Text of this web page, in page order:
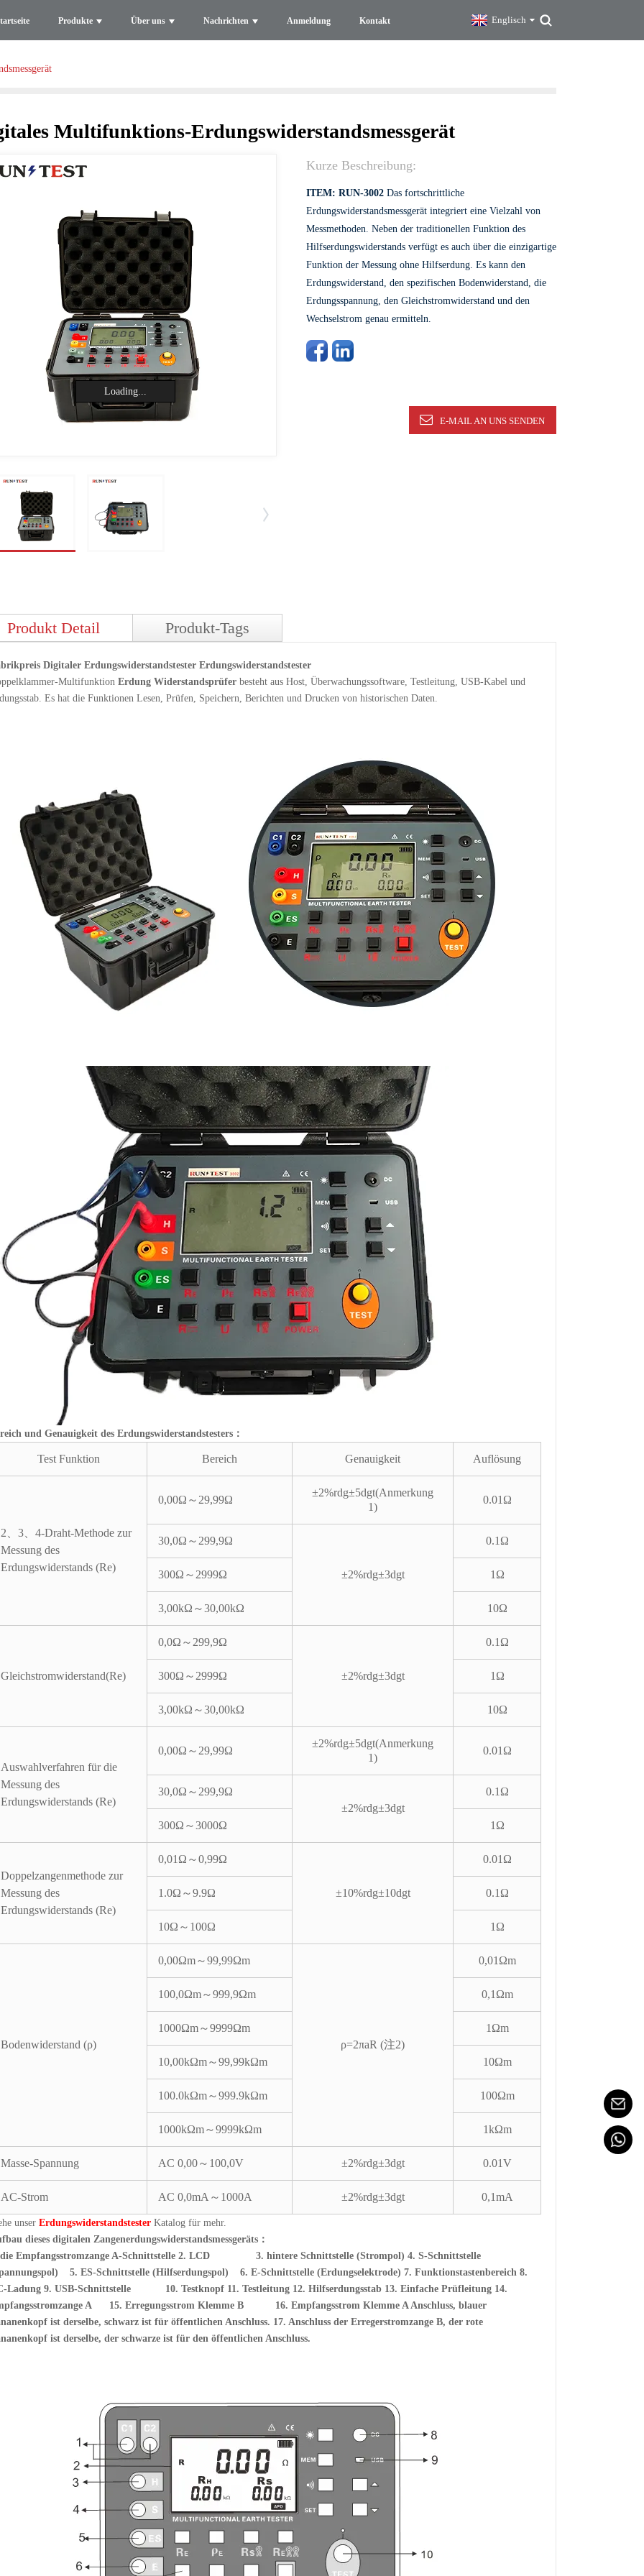
Produkte Über uns Nachrichten Anmeldung Kontakt Englisch
Multifunktions-Erdungswiderstandsmessgerät
Loading...
Kurze Beschreibung:
ITEM: RUN-3002Das fortschrittliche
Erdungswiderstandsmessgerät integriert eine Vielzahl von
Messmethoden. Neben der traditionellen Funktion des
Hilfserdungswiderstands verfügt es auch über die einzigartige
Funktion der Messung ohne Hilfserdung. Es kann den
Erdungswiderstand, den spezifischen Bodenwiderstand, die
Erdungsspannung, den Gleichstromwiderstand und den
Wechselstrom genau ermitteln.
E-MAIL AN UNS SENDEN
Produkt Detail Produkt-Tags
Digitaler Erdungswiderstandstester Erdungswiderstandstester
Multifunktion Erdung Widerstandsprüfer besteht aus Host, Überwachungssoftware, Testleitung, USB-Kabel und
Es hat die Funktionen Lesen, Prüfen, Speichern, Berichten und Drucken von historischen Daten.
und Genauigkeit des Erdungswiderstandstesters：
Test Funktion Bereich Genauigkeit Auflösung
2、3、4-Draht-Methode zur
Messung des
Erdungswiderstands (Re)
0,00Ω～29,99Ω
±2%rdg±5dgt(Anmerkung
1)
0.01Ω
30,0Ω～299,9Ω
±2%rdg±3dgt
0.1Ω
300Ω～2999Ω 1Ω
3,00kΩ～30,00kΩ 10Ω
Gleichstromwiderstand(Re)
0,0Ω～299,9Ω
±2%rdg±3dgt
0.1Ω
300Ω～2999Ω 1Ω
3,00kΩ～30,00kΩ 10Ω
Auswahlverfahren für die
Messung des
Erdungswiderstands (Re)
0,00Ω～29,99Ω
±2%rdg±5dgt(Anmerkung
1)
0.01Ω
30,0Ω～299,9Ω
±2%rdg±3dgt
0.1Ω
300Ω～3000Ω 1Ω
Doppelzangenmethode zur
Messung des
Erdungswiderstands (Re)
0,01Ω～0,99Ω
±10%rdg±10dgt
0.01Ω
1.0Ω～9.9Ω 0.1Ω
10Ω～100Ω 1Ω
Bodenwiderstand (ρ)
0,00Ωm～99,99Ωm
ρ=2πaR (注2)
0,01Ωm
100,0Ωm～999,9Ωm 0,1Ωm
1000Ωm～9999Ωm 1Ωm
10,00kΩm～99,99kΩm 10Ωm
100.0kΩm～999.9kΩm 100Ωm
1000kΩm～9999kΩm 1kΩm
Masse-Spannung AC 0,00～100,0V ±2%rdg±3dgt 0.01V
AC-Strom AC 0,0mA～1000A ±2%rdg±3dgt 0,1mA
unser Erdungswiderstandstester Katalog für mehr.
dieses digitalen Zangenerdungswiderstandsmessgeräts：
die Empfangsstromzange A-Schnittstelle 2. LCD
3. hintere Schnittstelle (Strompol) 4. S-Schnittstelle
5. ES-Schnittstelle (Hilfserdungspol) 6. E-Schnittstelle (Erdungselektrode) 7. Funktionstastenbereich 8.
Ladung 9. USB-Schnittstelle
10. Testknopf 11. Testleitung 12. Hilfserdungsstab 13. Einfache Prüfleitung 14.
A
15. Erregungsstrom Klemme B
16. Empfangsstrom Klemme A Anschluss, blauer
ist derselbe, schwarz ist für öffentlichen Anschluss. 17. Anschluss der Erregerstromzange B, der rote
ist derselbe, der schwarze ist für den öffentlichen Anschluss.